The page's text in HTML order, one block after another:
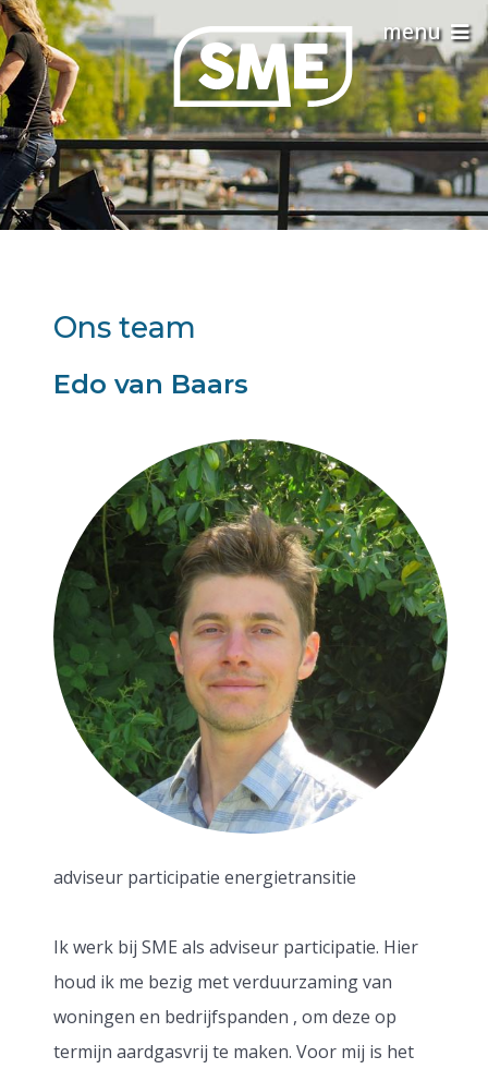
Ons team
Edo van Baars
adviseur participatie energietransitie
Ik werk bij SME als adviseur participatie. Hier
houd ik me bezig met verduurzaming van
woningen en bedrijfspanden , om deze op
termijn aardgasvrij te maken. Voor mij is het